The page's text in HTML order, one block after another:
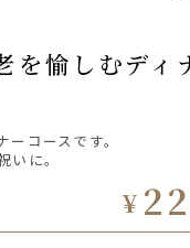
コースです。
に。
¥